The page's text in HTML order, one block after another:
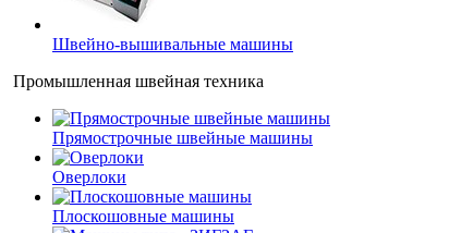
Швейно-вышивальные машины
Промышленная швейная техника
Прямострочные швейные машины
Оверлоки
Плоскошовные машины